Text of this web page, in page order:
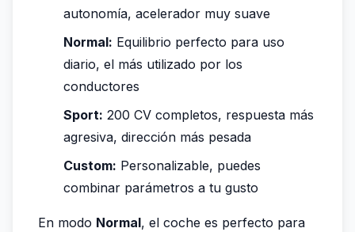
autonomía, acelerador muy suave
Normal: Equilibrio perfecto para uso
diario, el más utilizado por los
conductores
Sport: 200 CV completos, respuesta más
agresiva, dirección más pesada
Custom: Personalizable, puedes
combinar parámetros a tu gusto
En modo Normal, el coche es perfecto para